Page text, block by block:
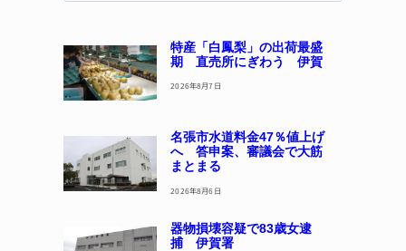
特産「白鳳梨」の出荷最盛
期 直売所にぎわう 伊賀
2026年8月7日
名張市水道料金47％値上げ
へ 答申案、審議会で大筋
まとまる
2026年8月6日
器物損壊容疑で83歳女逮
捕 伊賀署